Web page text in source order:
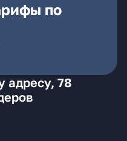
по
адресу, 78